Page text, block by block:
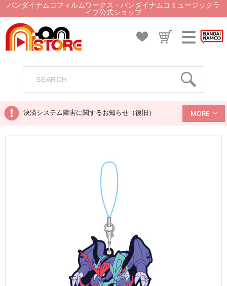
バンダイナムコフィルムワークス・バンダイナムコミュージックラ
イブ公式ショップ
決済システム障害に関するお知らせ（復旧） MORE